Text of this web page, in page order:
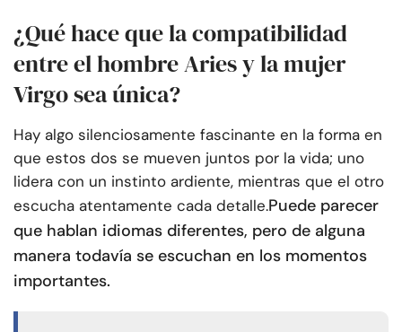
¿Qué hace que la compatibilidad
entre el hombre Aries y la mujer
Virgo sea única?
Hay algo silenciosamente fascinante en la forma en
que estos dos se mueven juntos por la vida; uno
lidera con un instinto ardiente, mientras que el otro
escucha atentamente cada detalle.Puede parecer
que hablan idiomas diferentes, pero de alguna
manera todavía se escuchan en los momentos
importantes.